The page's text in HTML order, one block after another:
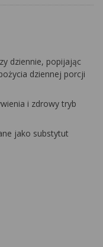
dziennie, popijając
dziennej porcji
i zdrowy tryb
jako substytut